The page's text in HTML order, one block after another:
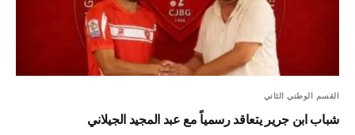
القسم الوطني الثاني
شباب ابن جرير يتعاقد رسمياً مع عبد المجيد الجيلاني